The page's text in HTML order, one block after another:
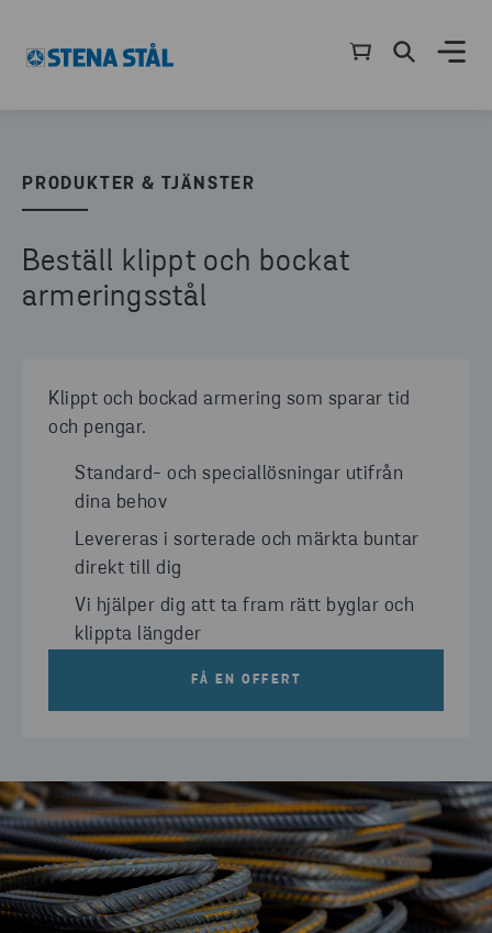
PRODUKTER & TJÄNSTER
Beställ klippt och bockat
armeringsstål
Klippt och bockad armering som sparar tid
och pengar.
Standard- och speciallösningar utifrån
dina behov
Levereras i sorterade och märkta buntar
direkt till dig
Vi hjälper dig att ta fram rätt byglar och
klippta längder
FÅ EN OFFERT